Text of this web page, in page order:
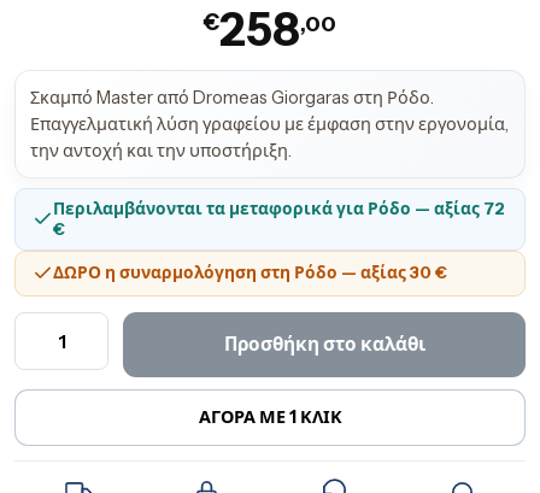
€258,00
Σκαμπό Master από Dromeas Giorgaras στη Ρόδο.
Επαγγελματική λύση γραφείου με έμφαση στην εργονομία,
την αντοχή και την υποστήριξη.
Περιλαμβάνονται τα μεταφορικά για Ρόδο — αξίας 72
€
ΔΩΡΟ η συναρμολόγηση στη Ρόδο — αξίας 30 €
Σ
α
π
Προσθήκη στο καλάθι
ΑΓΟΡΑ ΜΕ 1 ΚΛΙΚ